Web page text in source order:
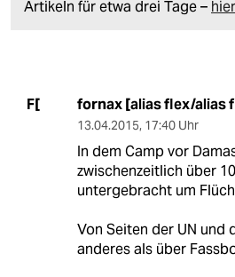
Artikeln für etwa drei Tage –
F[ fornax [alias flex/alias
13.04.2015, 17:40 Uhr
In dem Camp vor
zwischenzeitlich über
untergebracht um
Von Seiten der UN und
anderes als über